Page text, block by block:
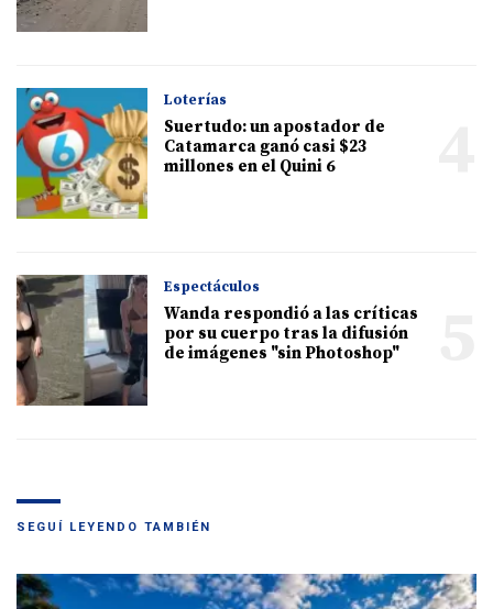
Loterías
Suertudo: un apostador de
Catamarca ganó casi $23
millones en el Quini 6
Espectáculos
Wanda respondió a las críticas
por su cuerpo tras la difusión
de imágenes "sin Photoshop"
SEGUÍ LEYENDO TAMBIÉN